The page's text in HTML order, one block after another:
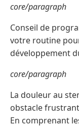
core/paragraph
Conseil de
votre routine
développement
core/paragraph
La douleur au
obstacle
En comprenant